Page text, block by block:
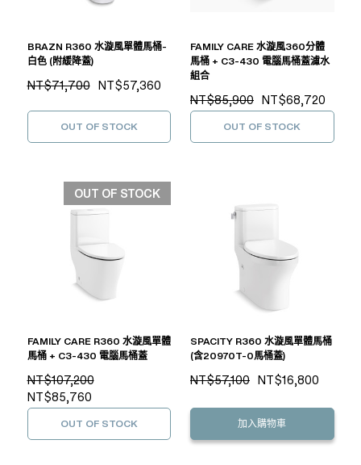
BRAZN R360 水漩風單體馬桶-
白色 (附緩降蓋)
NT$71,700 NT$57,360
OUT OF STOCK
FAMILY CARE 水漩風360分體
馬桶 + C3-430 電腦馬桶蓋濾水
組合
NT$85,900 NT$68,720
OUT OF STOCK
OUT OF STOCK
FAMILY CARE R360 水漩風單體
馬桶 + C3-430 電腦馬桶蓋
NT$107,200
NT$85,760
OUT OF STOCK
SPACITY R360 水漩風單體馬桶
(含20970T-0馬桶蓋)
NT$57,100 NT$16,800
加入購物車